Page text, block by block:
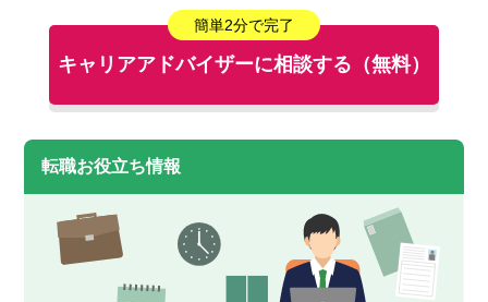
簡単2分で完了
キャリアアドバイザーに相談する（無料）
転職お役立ち情報